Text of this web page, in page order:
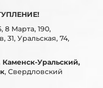
8 Марта, 190,
31, Уральская, 74,
Каменск-Уральский,
, Свердловский